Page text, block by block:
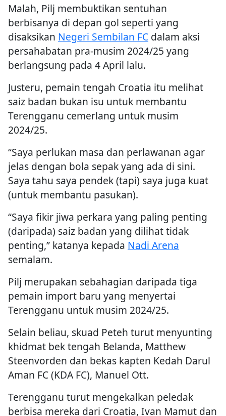
Malah, Pilj membuktikan sentuhan
berbisanya di depan gol seperti yang
disaksikan Negeri Sembilan FC dalam aksi
persahabatan pra-musim 2024/25 yang
berlangsung pada 4 April lalu.
Justeru, pemain tengah Croatia itu melihat
saiz badan bukan isu untuk membantu
Terengganu cemerlang untuk musim
2024/25.
“Saya perlukan masa dan perlawanan agar
jelas dengan bola sepak yang ada di sini.
Saya tahu saya pendek (tapi) saya juga kuat
(untuk membantu pasukan).
“Saya fikir jiwa perkara yang paling penting
(daripada) saiz badan yang dilihat tidak
penting,” katanya kepada Nadi Arena
semalam.
Pilj merupakan sebahagian daripada tiga
pemain import baru yang menyertai
Terengganu untuk musim 2024/25.
Selain beliau, skuad Peteh turut menyunting
khidmat bek tengah Belanda, Matthew
Steenvorden dan bekas kapten Kedah Darul
Aman FC (KDA FC), Manuel Ott.
Terengganu turut mengekalkan peledak
berbisa mereka dari Croatia, Ivan Mamut dan